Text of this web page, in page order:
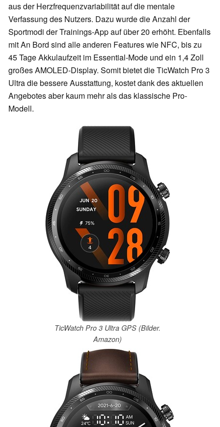
aus der Herzfrequenzvariabilität auf die mentale
Verfassung des Nutzers. Dazu wurde die Anzahl der
Sportmodi der Trainings-App auf über 20 erhöht. Ebenfalls
mit An Bord sind alle anderen Features wie NFC, bis zu
45 Tage Akkulaufzeit im Essential-Mode und ein 1,4 Zoll
großes AMOLED-Display. Somit bietet die TicWatch Pro 3
Ultra die bessere Ausstattung, kostet dank des aktuellen
Angebotes aber kaum mehr als das klassische Pro-
Modell.
TicWatch Pro 3 Ultra GPS (Bilder.
Amazon)